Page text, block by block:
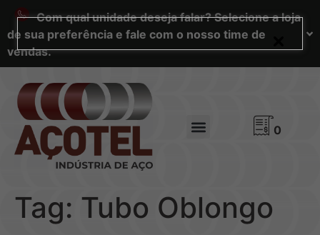
Com qual unidade deseja falar? Selecione a loja
de sua preferência e fale com o nosso time de
vendas.
0
Tag: Tubo Oblongo